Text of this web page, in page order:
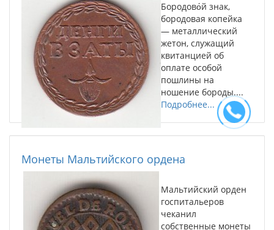
Бородово́й знак,
бородовая копейка
— металлический
жетон, служащий
квитанцией об
оплате особой
пошлины на
ношение бороды....
Подробнее...
Монеты Мальтийского ордена
Мальтийский орден
госпитальеров
чеканил
собственные монеты